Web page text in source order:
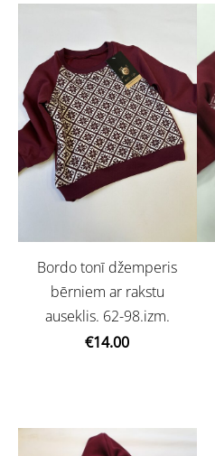
Bordo tonī džemperis
bērniem ar rakstu
auseklis. 62-98.izm.
€14.00